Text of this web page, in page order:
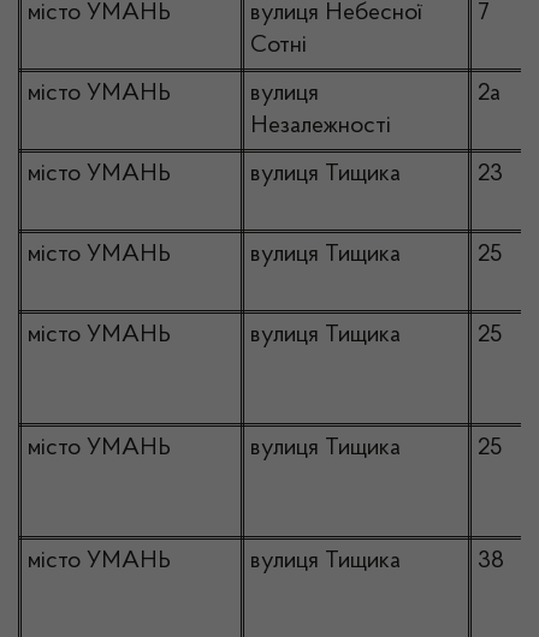
місто УМАНЬ
вулиця Небесної
Сотні
7
місто УМАНЬ
вулиця
Незалежності
2а
місто УМАНЬ вулиця Тищика 23
місто УМАНЬ вулиця Тищика 25
місто УМАНЬ вулиця Тищика 25
місто УМАНЬ вулиця Тищика 25
місто УМАНЬ вулиця Тищика 38